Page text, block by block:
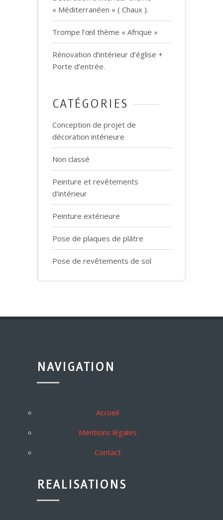
« Méditerranéen » ( Chaux ).
Trompe l’œil thème « Afrique »
Rénovation d’intérieur d’église +
Porte d’entrée.
CATÉGORIES
Conception de projet de
décoration intérieure
Non classé
Peinture et revêtements
d'intérieur
Peinture extérieure
Pose de plaques de plâtre
Pose de revêtements de sol
NAVIGATION
Accueil
Mentions légales
Contact
REALISATIONS